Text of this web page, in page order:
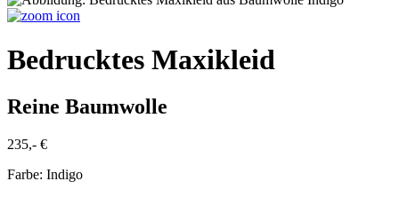
Bedrucktes Maxikleid
Reine Baumwolle
235,- €
Farbe: Indigo